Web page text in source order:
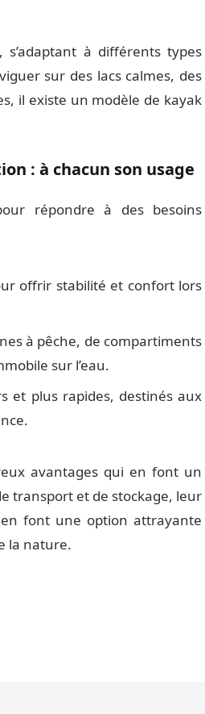
à différents types
sur des lacs calmes, des
il existe un modèle de kayak
: à chacun son usage
répondre à des besoins
offrir stabilité et confort lors
à pêche, de compartiments
sur l’eau.
et plus rapides, destinés aux
avantages qui en font un
transport et de stockage, leur
font une option attrayante
la nature.